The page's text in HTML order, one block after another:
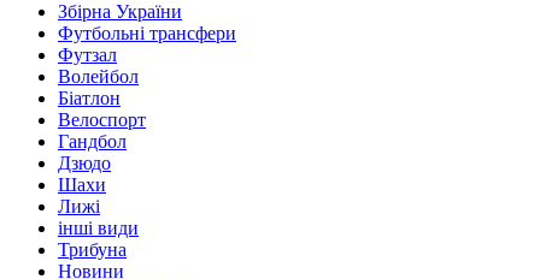
Збірна України
Футбольні трансфери
Футзал
Волейбол
Біатлон
Велоспорт
Гандбол
Дзюдо
Шахи
Лижі
інші види
Трибуна
Новини